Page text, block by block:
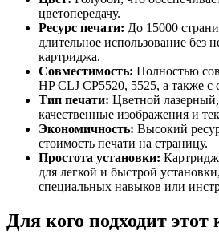
цветопередачу.
Ресурс печати: До 15000
длительное использование без
картриджа.
Совместимость: Полностью
HP CLJ CP5520, 5525, а также с
Тип печати: Цветной лазерный,
качественные изображения и
Экономичность: Высокий
стоимость печати на страницу.
Простота установки:
для легкой и быстрой
специальных навыков или
Для кого подходит этот